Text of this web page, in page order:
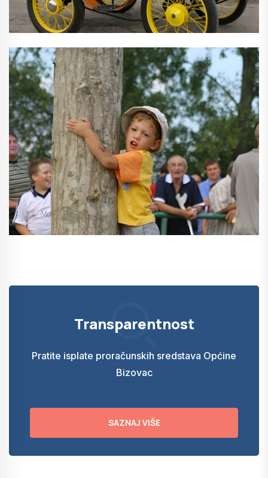
Transparentnost
Pratite isplate proračunskih sredstava Općine
Bizovac
SAZNAJ VIŠE